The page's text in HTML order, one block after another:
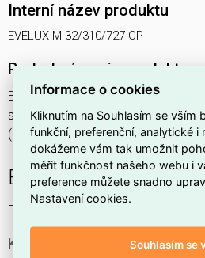
Interní název produktu
EVELUX M 32/310/727 CP
Podrobný popis produktu
EVELUX M 32/310/727 CP 37W IP66
svítidlo pouliční s modulem LED,
(Central Parking TYPE I)
EVELUX
LED svítidlo pro osvětlení
Ke stažení
Informace o cookies
Kliknutím na Souhlasím se vším
funkční, preferenční, analytické i
dokážeme vám tak umožnit
měřit funkčnost našeho webu i
preference můžete snadno
Nastavení cookies.
Souhlasím se